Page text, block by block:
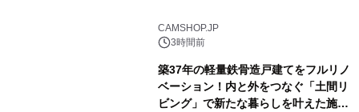
CAMSHOP.JP
3時間前
築37年の軽量鉄骨造戸建てをフルリノ
ベーション！内と外をつなぐ「土間リ
ビング」で新たな暮らしを叶えた施工